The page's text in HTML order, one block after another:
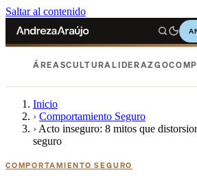
Saltar al contenido
ÁREASCULTURALIDERAZGO
Inicio
› Comportamiento Seguro
› Acto inseguro: 8 mitos que
seguro
COMPORTAMIENTO SEGURO